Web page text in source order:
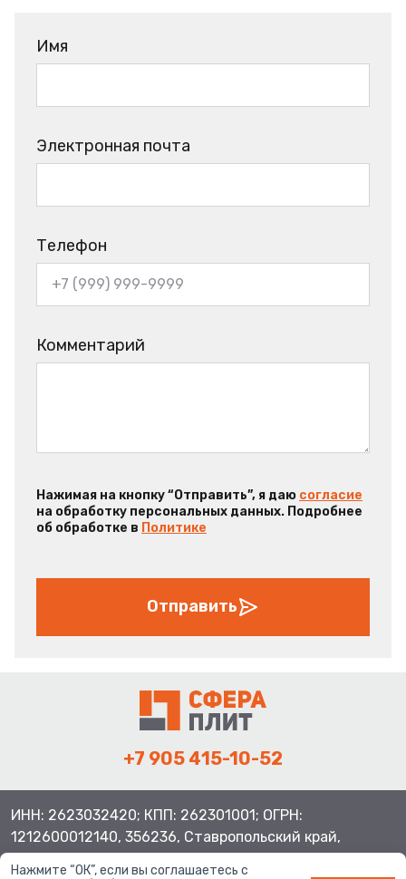
Имя
Электронная почта
Телефон
Комментарий
Нажимая на кнопку “Отправить”, я даю согласие
на обработку персональных данных. Подробнее
об обработке в Политике
Отправить
+7 905 415-10-52
ИНН: 2623032420; КПП: 262301001; ОГРН:
1212600012140, 356236, Ставропольский край,
Нажмите “ОК”, если вы соглашаетесь с